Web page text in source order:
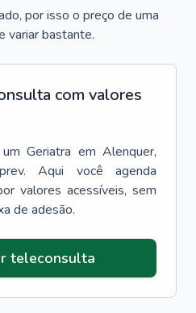
por isso o preço de uma
variar bastante.
com valores
Geriatra em Alenquer,
Aqui você agenda
valores acessíveis, sem
de adesão.
teleconsulta